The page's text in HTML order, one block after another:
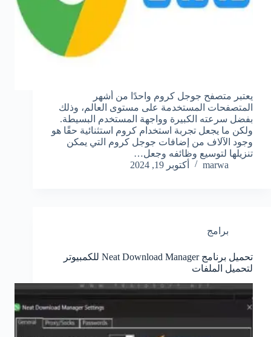
يعتبر متصفح جوجل كروم واحدًا من أشهر
المتصفحات المستخدمة على مستوى العالم، وذلك
بفضل سرعته الكبيرة وواجهة المستخدم البسيطة.
ولكن ما يجعل تجربة استخدام كروم استثنائية حقًا هو
وجود الآلاف من إضافات جوجل كروم التي يمكن
تنزيلها لتوسيع وظائفه وجعل…
marwa
أكتوبر 19, 2024
برامج
تحميل برنامج Neat Download Manager للكمبيوتر
لتحميل الملفات